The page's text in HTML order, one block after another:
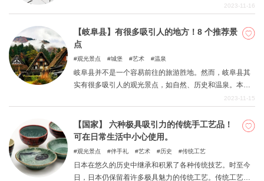
我们向您推荐东区的汉字博物馆。在此，我们将向您介绍
2023-11-16
【岐阜县】有很多吸引人的地方！8 个推荐景
点
观光景点 城堡 艺术 温泉
岐阜县并不是一个容易前往的旅游胜地。然而，岐阜县其
实有很多吸引人的观光景点，如自然、历史和温泉。本
2023-11-15
【国家】 六种极具吸引力的传统手工艺品！
可在日常生活中小心使用。
观光景点 伴手礼 艺术 历史 传统工艺
日本在悠久的历史中继承和积累了各种传统技艺。时至今
日，日本仍保留着许多极具魅力的传统工艺。传统工艺是